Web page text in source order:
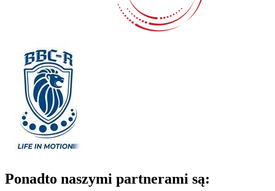
Ponadto naszymi partnerami są: